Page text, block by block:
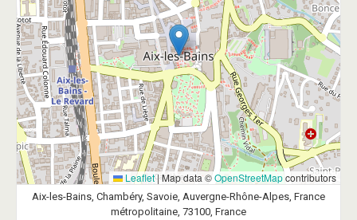
Leaflet|Map data ©OpenStreetMapcontributors
Aix-les-Bains, Chambéry, Savoie, Auvergne-Rhône-Alpes, France
métropolitaine, 73100, France